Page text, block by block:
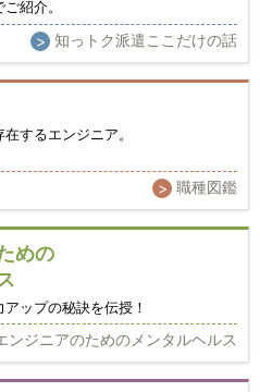
紹介。
> 知っトク派遣ここだけの話
するエンジニア。
> 職種図鑑
めの
ップの秘訣を伝授！
ンジニアのためのメンタルヘルス